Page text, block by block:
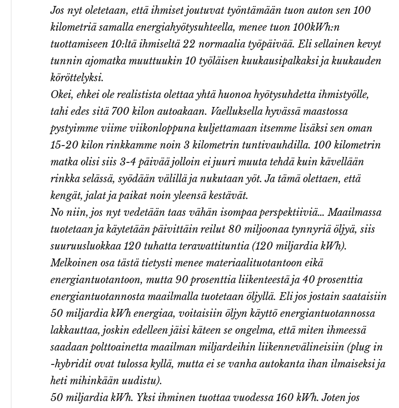
Jos nyt oletetaan, että ihmiset joutuvat työntämään tuon auton sen 100
kilometriä samalla energiahyötysuhteella, menee tuon 100kWh:n
tuottamiseen 10:ltä ihmiseltä 22 normaalia työpäivää. Eli sellainen kevyt
tunnin ajomatka muuttuukin 10 työläisen kuukausipalkaksi ja kuukauden
köröttelyksi.
Okei, ehkei ole realistista olettaa yhtä huonoa hyötysuhdetta ihmistyölle,
tahi edes sitä 700 kilon autoakaan. Vaelluksella hyvässä maastossa
pystyimme viime viikonloppuna kuljettamaan itsemme lisäksi sen oman
15-20 kilon rinkkamme noin 3 kilometrin tuntivauhdilla. 100 kilometrin
matka olisi siis 3-4 päivää jolloin ei juuri muuta tehdä kuin kävellään
rinkka selässä, syödään välillä ja nukutaan yöt. Ja tämä olettaen, että
kengät, jalat ja paikat noin yleensä kestävät.
No niin, jos nyt vedetään taas vähän isompaa perspektiiviä… Maailmassa
tuotetaan ja käytetään päivittäin reilut 80 miljoonaa tynnyriä öljyä, siis
suuruusluokkaa 120 tuhatta terawattituntia (120 miljardia kWh).
Melkoinen osa tästä tietysti menee materiaalituotantoon eikä
energiantuotantoon, mutta 90 prosenttia liikenteestä ja 40 prosenttia
energiantuotannosta maailmalla tuotetaan öljyllä. Eli jos jostain saataisiin
50 miljardia kWh energiaa, voitaisiin öljyn käyttö energiantuotannossa
lakkauttaa, joskin edelleen jäisi käteen se ongelma, että miten ihmeessä
saadaan polttoainetta maailman miljardeihin liikennevälineisiin (plug in
-hybridit ovat tulossa kyllä, mutta ei se vanha autokanta ihan ilmaiseksi ja
heti mihinkään uudistu).
50 miljardia kWh. Yksi ihminen tuottaa vuodessa 160 kWh. Joten jos